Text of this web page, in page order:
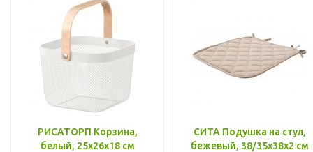
РИСАТОРП Корзина,
белый, 25x26x18 см
СИТА Подушка на стул,
бежевый, 38/35x38x2 см